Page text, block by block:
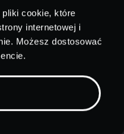
cookie, które
internetowej i
Możesz dostosować
aby uzyskać więcej
już dziś i
okres